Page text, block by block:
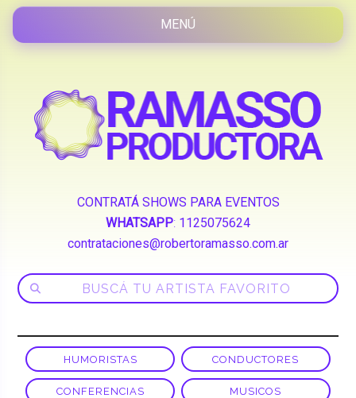
CONTRATÁ SHOWS PARA EVENTOS
WHATSAPP: 1125075624
contrataciones@robertoramasso.com.ar
HUMORISTAS CONDUCTORES
CONFERENCIAS MUSICOS